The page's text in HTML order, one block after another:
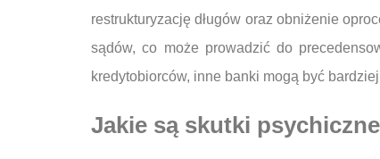
restrukturyzację długów oraz obniżenie
sądów, co może prowadzić do
kredytobiorców, inne banki mogą być
Jakie są skutki